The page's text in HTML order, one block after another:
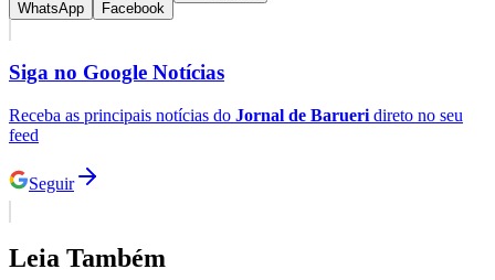
Santos
Siga no Google Notícias
Receba as principais notícias do
feed
Seguir
Leia Também
Ver mais